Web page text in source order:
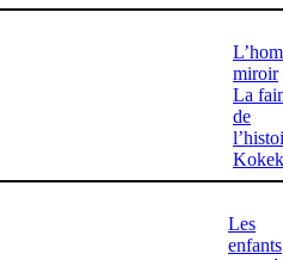
miroir
La
de
Les
enfants